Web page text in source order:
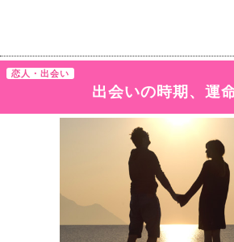
恋人・出会い
出会いの時期、運